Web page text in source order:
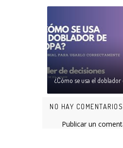
¿Cómo se usa el doblador
NO HAY
Publicar un